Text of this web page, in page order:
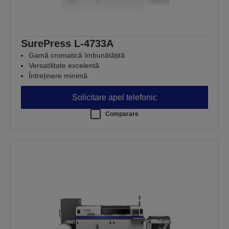
SurePress L-4733A
Gamă cromatică îmbunătățită
Versatilitate excelentă
Întreținere minimă
Solicitare apel telefonic
Comparare